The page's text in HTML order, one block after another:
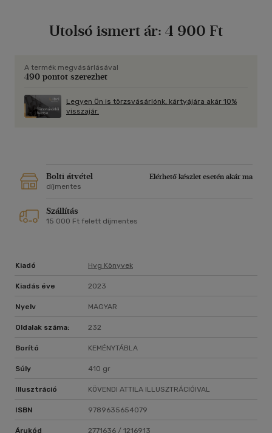
hatalomról és félelemről, megbocsátásról, szabad
igazságról és valóságról. Könyvük utazás az európai
néhol komoly, néhol komolytalan felvetésekkel, tabuk
döngetésével,
amelynek során nem mindig a válaszok, hanem
Utolsó ismert ár: 4 900 Ft
A termék megvásárlásával
490 pontot szerezhet
Legyen Ön is törzsvásárlónk, kártyájára akár 10%
visszajár.
Bolti átvétel
Elérhető készlet esetén akár ma
díjmentes
Szállítás
15 000 Ft felett díjmentes
Kiadó Hvg Könyvek
Kiadás éve 2023
Nyelv MAGYAR
Oldalak száma: 232
Borító KEMÉNYTÁBLA
Súly 410 gr
Illusztráció KÖVENDI ATTILA ILLUSZTRÁCIÓIVAL
ISBN 9789635654079
Árukód 2771636 / 1216913